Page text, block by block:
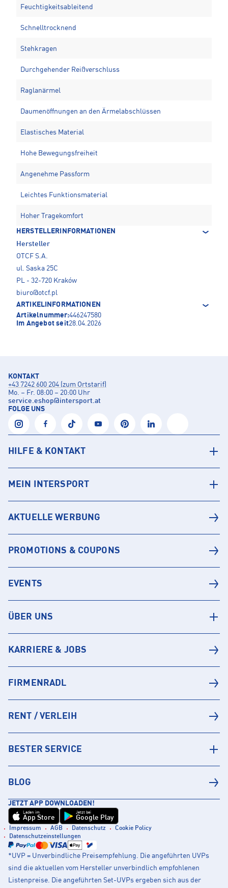
Feuchtigkeitsableitend
Schnelltrocknend
Stehkragen
Durchgehender Reißverschluss
Raglanärmel
Daumenöffnungen an den Ärmelabschlüssen
Elastisches Material
Hohe Bewegungsfreiheit
Angenehme Passform
Leichtes Funktionsmaterial
Hoher Tragekomfort
HERSTELLERINFORMATIONEN
Hersteller
OTCF S.A.
ul. Saska 25C
PL - 32-720 Kraków
biuro@otcf.pl
ARTIKELINFORMATIONEN
Artikelnummer:446247580
Im Angebot seit28.04.2026
KONTAKT
+43 7242 600 204 (zum Ortstarif)
Mo. – Fr. 08:00 – 20:00 Uhr
service.eshop@intersport.at
FOLGE UNS
HILFE & KONTAKT
MEIN INTERSPORT
AKTUELLE WERBUNG
PROMOTIONS & COUPONS
EVENTS
ÜBER UNS
KARRIERE & JOBS
FIRMENRADL
RENT / VERLEIH
BESTER SERVICE
BLOG
JETZT APP DOWNLOADEN!
Laden im
App Store
Jetzt bei
Google Play
Impressum AGB Datenschutz
Cookie Policy
Datenschutzeinstellungen
*UVP = Unverbindliche Preisempfehlung. Die angeführten UVPs
sind die aktuellen vom Hersteller unverbindlich empfohlenen
Listenpreise. Die angeführten Set-UVPs ergeben sich aus der